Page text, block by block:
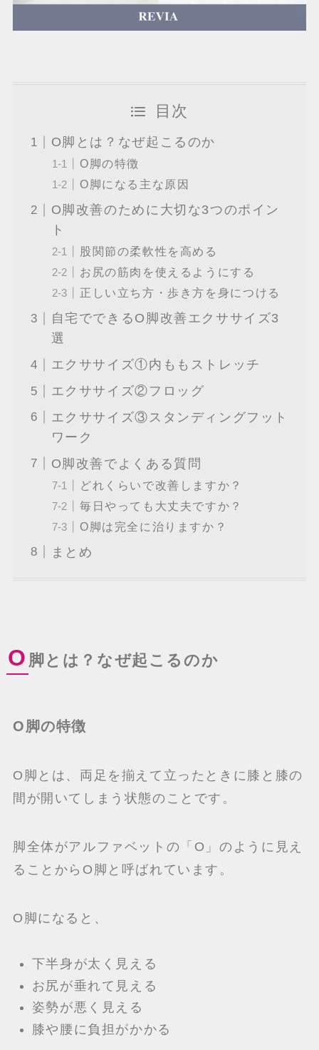
目次
O脚とは？なぜ起こるのか
O脚の特徴
O脚になる主な原因
O脚改善のために大切な3つのポイン
ト
股関節の柔軟性を高める
お尻の筋肉を使えるようにする
正しい立ち方・歩き方を身につける
自宅でできるO脚改善エクササイズ3
選
エクササイズ①内ももストレッチ
エクササイズ②フロッグ
エクササイズ③スタンディングフット
ワーク
O脚改善でよくある質問
どれくらいで改善しますか？
毎日やっても大丈夫ですか？
O脚は完全に治りますか？
まとめ
O 脚とは？なぜ起こるのか
O脚の特徴
O脚とは、両足を揃えて立ったときに膝と膝の
間が開いてしまう状態のことです。
脚全体がアルファベットの「O」のように見え
ることからO脚と呼ばれています。
O脚になると、
下半身が太く見える
お尻が垂れて見える
姿勢が悪く見える
膝や腰に負担がかかる